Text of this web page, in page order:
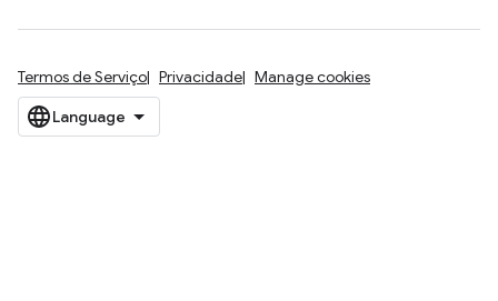
Termos de Serviço Privacidade Manage cookies